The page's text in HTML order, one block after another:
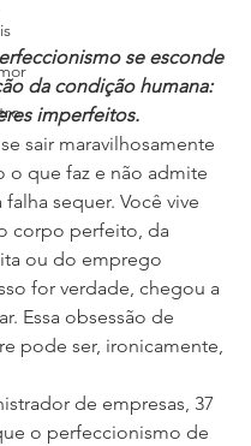
se esconde
da condição humana:
imperfeitos.
sair maravilhosamente
o que faz e não admite
sequer. Você vive
corpo perfeito, da
ou do emprego
for verdade, chegou a
Essa obsessão de
pode ser, ironicamente,
de empresas, 37
o perfeccionismo de